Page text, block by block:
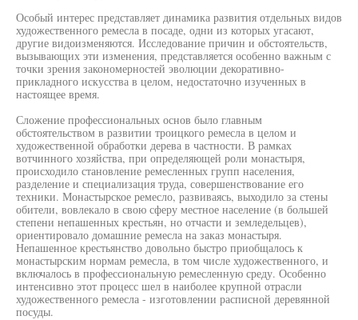
Особый интерес представляет динамика развития отдельных видов
художественного ремесла в посаде, одни из которых угасают,
другие видоизменяются. Исследование причин и обстоятельств,
вызывающих эти изменения, представляется особенно важным с
точки зрения закономерностей эволюции декоративно-
прикладного искусства в целом, недостаточно изученных в
настоящее время.
Сложение профессиональных основ было главным
обстоятельством в развитии троицкого ремесла в целом и
художественной обработки дерева в частности. В рамках
вотчинного хозяйства, при определяющей роли монастыря,
происходило становление ремесленных групп населения,
разделение и специализация труда, совершенствование его
техники. Монастырское ремесло, развиваясь, выходило за стены
обители, вовлекало в свою сферу местное население (в большей
степени непашенных крестьян, но отчасти и земледельцев),
ориентировало домашние ремесла на заказ монастыря.
Непашенное крестьянство довольно быстро приобщалось к
монастырским нормам ремесла, в том числе художественного, и
включалось в профессиональную ремесленную среду. Особенно
интенсивно этот процесс шел в наиболее крупной отрасли
художественного ремесла - изготовлении расписной деревянной
посуды.